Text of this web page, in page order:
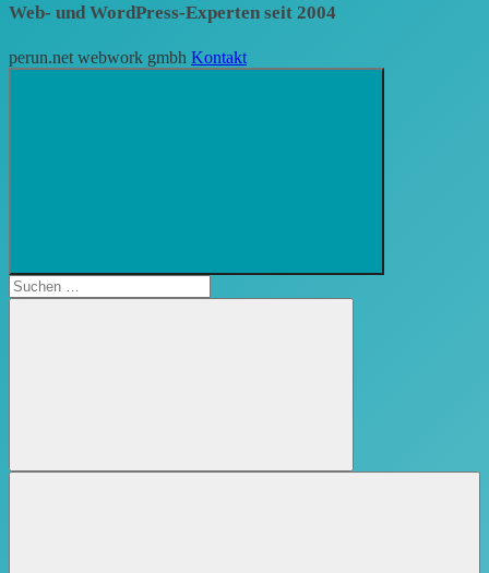
Web- und WordPress-Experten seit 2004
perun.net webwork gmbh Kontakt
öffnen
Suchen
nach:
Suchen